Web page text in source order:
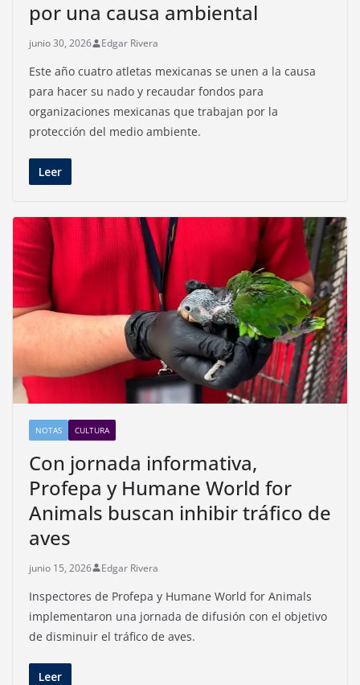
por una causa ambiental
junio 30, 2026 Edgar Rivera
Este año cuatro atletas mexicanas se unen a la causa
para hacer su nado y recaudar fondos para
organizaciones mexicanas que trabajan por la
protección del medio ambiente.
Leer
NOTAS CULTURA
Con jornada informativa,
Profepa y Humane World for
Animals buscan inhibir tráfico de
aves
junio 15, 2026 Edgar Rivera
Inspectores de Profepa y Humane World for Animals
implementaron una jornada de difusión con el objetivo
de disminuir el tráfico de aves.
Leer